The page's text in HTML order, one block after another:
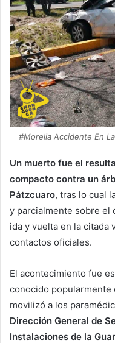
#Morelia Accidente En
Un muerto fue el
compacto contra un
Pátzcuaro, tras lo cual
y parcialmente sobre el
ida y vuelta en la citada
contactos oficiales.
El acontecimiento fue
conocido popularmente
movilizó a los
Dirección General de
Instalaciones de la